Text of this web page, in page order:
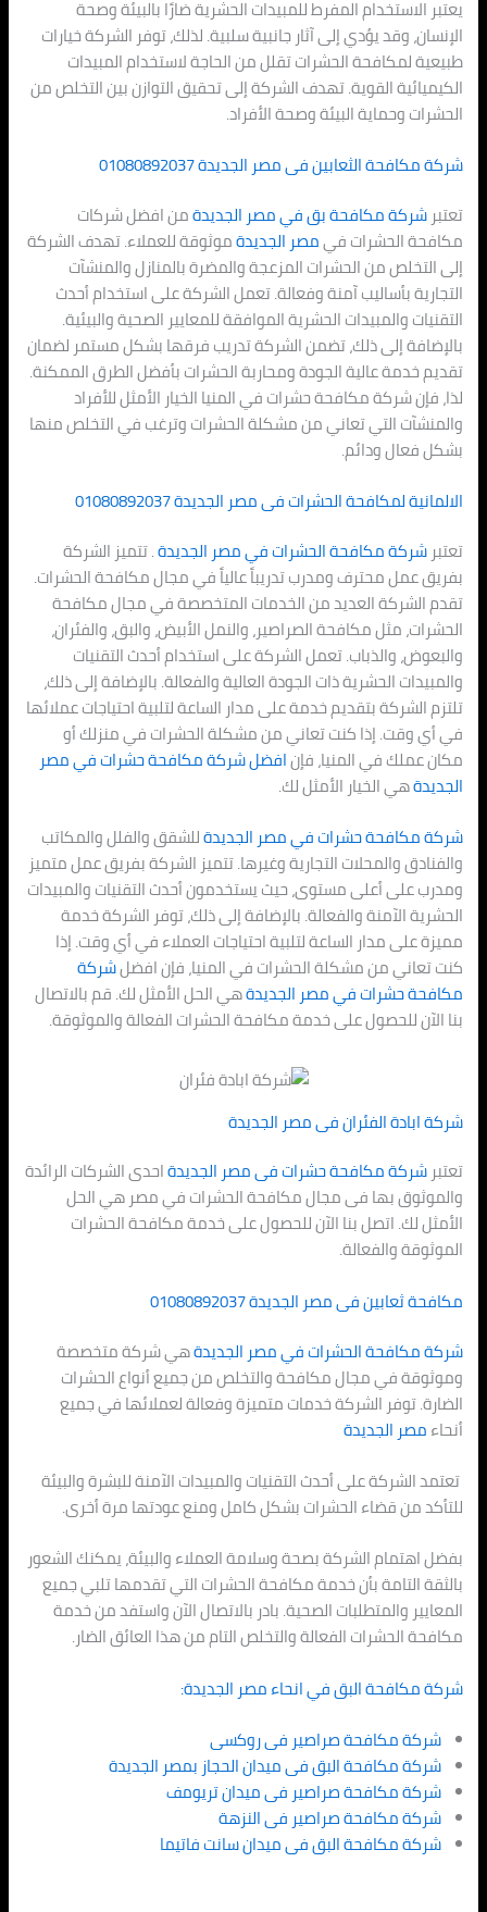
يعتبر الاستخدام المفرط للمبيدات الحشرية ضارًا بالبيئة وصحة
الإنسان، وقد يؤدي إلى آثار جانبية سلبية. لذلك، توفر الشركة خيارات
طبيعية لمكافحة الحشرات تقلل من الحاجة لاستخدام المبيدات
الكيميائية القوية. تهدف الشركة إلى تحقيق التوازن بين التخلص من
الحشرات وحماية البيئة وصحة الأفراد.
شركة مكافحة الثعابين فىمصر الجديدة01080892037
تعتبر شركة مكافحة بق فيمصر الجديدةمن افضل شركات
مكافحة الحشرات فيمصر الجديدةموثوقة للعملاء. تهدف الشركة
إلى التخلص من الحشرات المزعجة والمضرة بالمنازل والمنشآت
التجارية بأساليب آمنة وفعالة. تعمل الشركة على استخدام أحدث
التقنيات والمبيدات الحشرية الموافقة للمعايير الصحية والبيئية.
بالإضافة إلى ذلك، تضمن الشركة تدريب فرقها بشكل مستمر لضمان
تقديم خدمة عالية الجودة ومحاربة الحشرات بأفضل الطرق الممكنة.
لذا، فإن شركة مكافحة حشرات في المنيا الخيار الأمثل للأفراد
والمنشآت التي تعاني من مشكلة الحشرات وترغب في التخلص منها
بشكل فعال ودائم.
الالمانية لمكافحة الحشرات فىمصر الجديدة01080892037
تعتبرشركة مكافحة الحشرات فيمصر الجديدة. تتميز الشركة
بفريق عمل محترف ومدرب تدريباً عالياً في مجال مكافحة الحشرات.
تقدم الشركة العديد من الخدمات المتخصصة في مجال مكافحة
الحشرات، مثل مكافحة الصراصير، والنمل الأبيض، والبق، والفئران،
والبعوض، والذباب. تعمل الشركة على استخدام أحدث التقنيات
والمبيدات الحشرية ذات الجودة العالية والفعالة. بالإضافة إلى ذلك،
تلتزم الشركة بتقديم خدمة على مدار الساعة لتلبية احتياجات عملائها
في أي وقت. إذا كنت تعاني من مشكلة الحشرات في منزلك أو
مكان عملك في المنيا، فإنافضل شركة مكافحة حشرات فيمصر
الجديدةهي الخيار الأمثل لك.
شركة مكافحة حشرات فيمصر الجديدةللشقق والفلل والمكاتب
والفنادق والمحلات التجارية وغيرها. تتميز الشركة بفريق عمل متميز
ومدرب على أعلى مستوى، حيث يستخدمون أحدث التقنيات والمبيدات
الحشرية الآمنة والفعالة. بالإضافة إلى ذلك، توفر الشركة خدمة
مميزة على مدار الساعة لتلبية احتياجات العملاء في أي وقت. إذا
كنت تعاني من مشكلة الحشرات في المنيا، فإن افضلشركة
مكافحة حشرات فيمصر الجديدةهي الحل الأمثل لك. قم بالاتصال
بنا الآن للحصول على خدمة مكافحة الحشرات الفعالة والموثوقة.
شركة ابادة الفئران فىمصر الجديدة
تعتبرشركة مكافحة حشرات فىمصر الجديدةاحدى الشركات الرائدة
والموثوق بها فى مجال مكافحة الحشرات في مصر هي الحل
الأمثل لك. اتصل بنا الآن للحصول على خدمة مكافحة الحشرات
الموثوقة والفعالة.
مكافحة ثعابين فىمصر الجديدة01080892037
شركة مكافحة الحشرات فيمصر الجديدةهي شركة متخصصة
وموثوقة في مجال مكافحة والتخلص من جميع أنواع الحشرات
الضارة. توفر الشركة خدمات متميزة وفعالة لعملائها في جميع
أنحاءمصر الجديدة
تعتمد الشركة على أحدث التقنيات والمبيدات الآمنة للبشرة والبيئة
للتأكد من قضاء الحشرات بشكل كامل ومنع عودتها مرة أخرى.
بفضل اهتمام الشركة بصحة وسلامة العملاء والبيئة، يمكنك الشعور
بالثقة التامة بأن خدمة مكافحة الحشرات التي تقدمها تلبي جميع
المعايير والمتطلبات الصحية. بادر بالاتصال الآن واستفد من خدمة
مكافحة الحشرات الفعالة والتخلص التام من هذا العائق الضار.
شركة مكافحة البق في انحاءمصر الجديدة:
شركة مكافحة صراصير فى روكسى
شركة مكافحة البق فى ميدان الحجاز بمصر الجديدة
شركة مكافحة صراصير فى ميدان تريومف
شركة مكافحة صراصير فى النزهة
شركة مكافحة البق فى ميدان سانت فاتيما